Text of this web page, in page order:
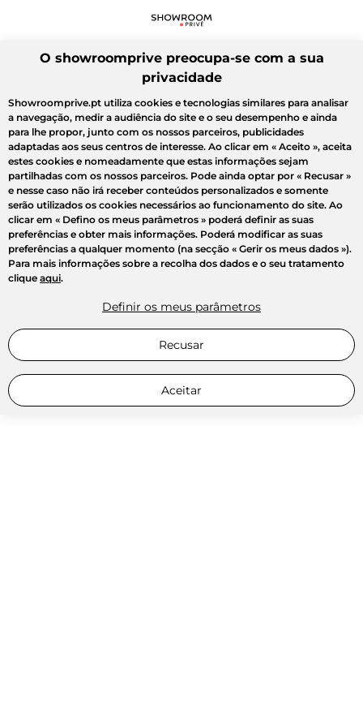
O showroomprive preocupa-se com a sua
privacidade
Showroomprive.pt utiliza cookies e tecnologias similares para analisar
a navegação, medir a audiência do site e o seu desempenho e ainda
para lhe propor, junto com os nossos parceiros, publicidades
adaptadas aos seus centros de interesse. Ao clicar em « Aceito », aceita
estes cookies e nomeadamente que estas informações sejam
partilhadas com os nossos parceiros. Pode ainda optar por « Recusar »
e nesse caso não irá receber conteúdos personalizados e somente
serão utilizados os cookies necessários ao funcionamento do site. Ao
clicar em « Defino os meus parâmetros » poderá definir as suas
preferências e obter mais informações. Poderá modificar as suas
preferências a qualquer momento (na secção « Gerir os meus dados »).
Para mais informações sobre a recolha dos dados e o seu tratamento
clique aqui.
Definir os meus parâmetros
Recusar
Aceitar